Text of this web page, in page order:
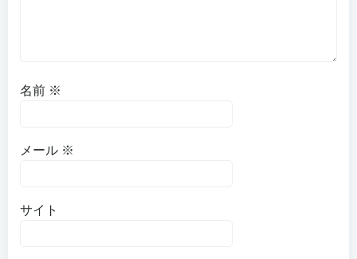
名前 ※
メール ※
サイト